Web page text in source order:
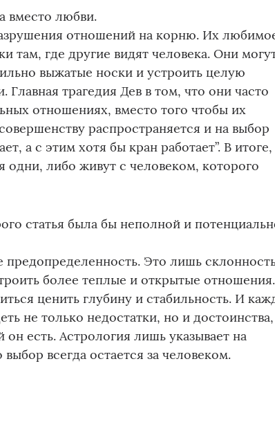
вместо любви.
отношений на корню. Их
там, где другие видят человека. Они
выжатые носки и устроить целую
трагедия Дев в том, что они часто
отношениях, вместо того чтобы их
распространяется и на выбор
а с этим хотя бы кран работает”. В итоге,
одни, либо живут с человеком, которого
статья была бы неполной и
Это лишь
более теплые и открытые отношения.
ценить глубину и стабильность. И
не только недостатки, но и достоинства,
он есть. Астрология лишь указывает на
всегда остается за человеком.